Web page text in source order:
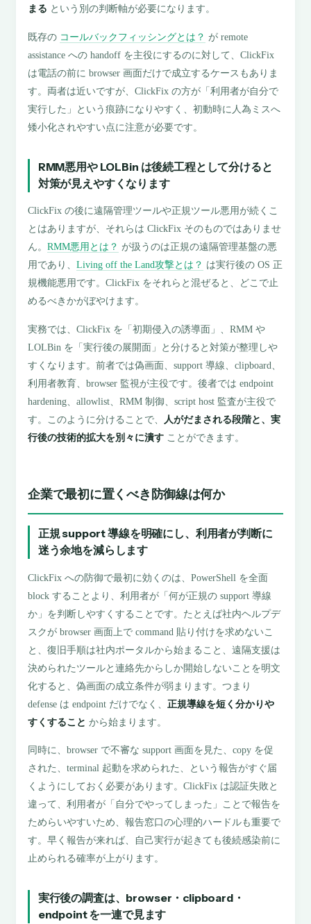
まる という別の判断軸が必要になります。
既存の コールバックフィッシングとは？ が remote
assistance への handoff を主役にするのに対して、ClickFix
は電話の前に browser 画面だけで成立するケースもありま
す。両者は近いですが、ClickFix の方が「利用者が自分で
実行した」という痕跡になりやすく、初動時に人為ミスへ
矮小化されやすい点に注意が必要です。
RMM悪用や LOLBin は後続工程として分けると
対策が見えやすくなります
ClickFix の後に遠隔管理ツールや正規ツール悪用が続くこ
とはありますが、それらは ClickFix そのものではありませ
ん。RMM悪用とは？ が扱うのは正規の遠隔管理基盤の悪
用であり、Living off the Land攻撃とは？ は実行後の OS 正
規機能悪用です。ClickFix をそれらと混ぜると、どこで止
めるべきかがぼやけます。
実務では、ClickFix を「初期侵入の誘導面」、RMM や
LOLBin を「実行後の展開面」と分けると対策が整理しや
すくなります。前者では偽画面、support 導線、clipboard、
利用者教育、browser 監視が主役です。後者では endpoint
hardening、allowlist、RMM 制御、script host 監査が主役で
す。このように分けることで、
人がだまされる段階と、実
行後の技術的拡大を別々に潰す ことができます。
企業で最初に置くべき防御線は何か
正規 support 導線を明確にし、利用者が判断に
迷う余地を減らします
ClickFix への防御で最初に効くのは、PowerShell を全面
block することより、利用者が「何が正規の support 導線
か」を判断しやすくすることです。たとえば社内ヘルプデ
スクが browser 画面上で command 貼り付けを求めないこ
と、復旧手順は社内ポータルから始まること、遠隔支援は
決められたツールと連絡先からしか開始しないことを明文
化すると、偽画面の成立条件が弱まります。つまり
defense は endpoint だけでなく、 正規導線を短く分かりや
すくすること から始まります。
同時に、browser で不審な support 画面を見た、copy を促
された、terminal 起動を求められた、という報告がすぐ届
くようにしておく必要があります。ClickFix は認証失敗と
違って、利用者が「自分でやってしまった」ことで報告を
ためらいやすいため、報告窓口の心理的ハードルも重要で
す。早く報告が来れば、自己実行が起きても後続感染前に
止められる確率が上がります。
実行後の調査は、browser・clipboard・
endpoint を一連で見ます